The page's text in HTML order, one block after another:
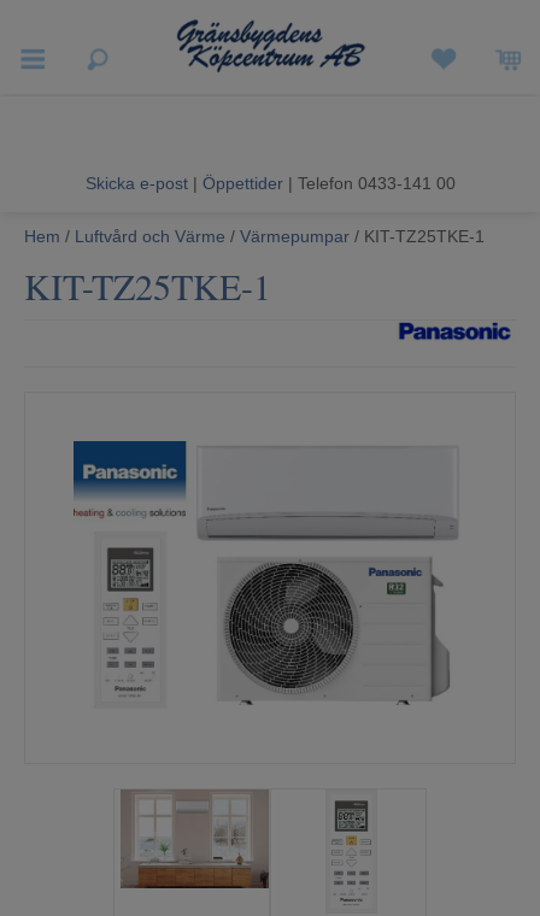
Kundtjänst
Skicka e-post | Öppettider| Telefon 0433-141 00
Hem / Luftvård och Värme / Värmepumpar / KIT-TZ25TKE-1
KIT-TZ25TKE-1